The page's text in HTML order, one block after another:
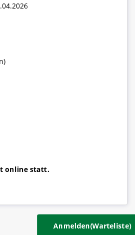
online statt.
Anmelden(Warteliste)